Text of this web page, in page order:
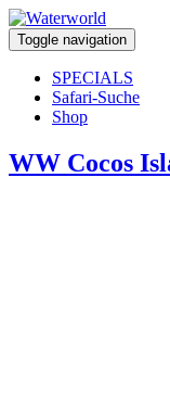
Toggle navigation
SPECIALS
Safari-Suche
Shop
WW Cocos